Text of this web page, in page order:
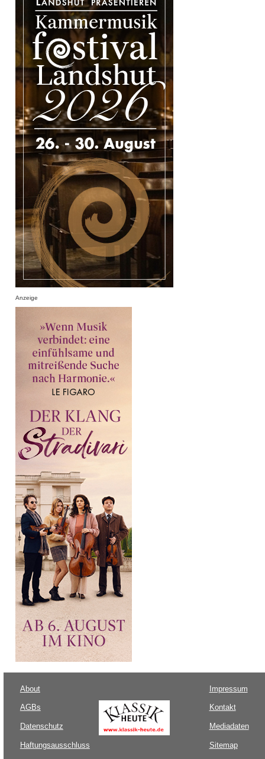
Anzeige
About
AGBs
Datenschutz
Haftungsausschluss
Impressum
Kontakt
Mediadaten
Sitemap